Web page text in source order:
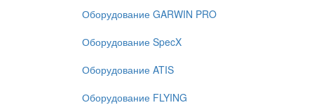
Оборудование GARWIN PRO
Оборудование SpecX
Оборудование ATIS
Оборудование FLYING